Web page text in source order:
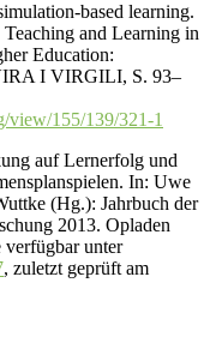
based learning.
and Learning in
Education:
I VIRGILI, S. 93–
view/155/139/321-1
auf Lernerfolg und
In: Uwe
(Hg.): Jahrbuch der
2013. Opladen
verfügbar unter
, zuletzt geprüft am